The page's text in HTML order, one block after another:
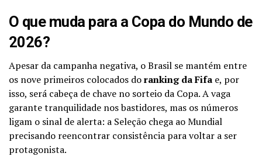
O que muda para a Copa do Mundo de
2026?
Apesar da campanha negativa, o Brasil se mantém entre
os nove primeiros colocados doranking da Fifa e, por
isso, será cabeça de chave no sorteio da Copa. A vaga
garante tranquilidade nos bastidores, mas os números
ligam o sinal de alerta: a Seleção chega ao Mundial
precisando reencontrar consistência para voltar a ser
protagonista.